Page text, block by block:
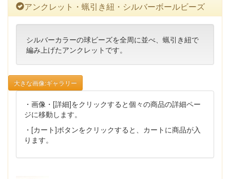
アンクレット・蝋引き紐・シルバーボールビーズ
シルバーカラーの球ビーズを全周に並べ、蝋引き紐で
編み上げたアンクレットです。
大きな画像:ギャラリー
・画像・[詳細]をクリックすると個々の商品の詳細ペー
ジに移動します。
・[カート]ボタンをクリックすると、カートに商品が入
ります。